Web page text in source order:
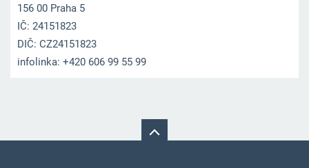
156 00 Praha 5
IČ: 24151823
DIČ: CZ24151823
infolinka: +420 606 99 55 99